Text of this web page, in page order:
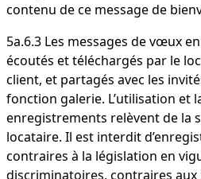
contenu de ce message de
5a.6.3 Les messages de vœux
écoutés et téléchargés par le
client, et partagés avec les
fonction galerie. L’utilisation et
enregistrements relèvent de la
locataire. Il est interdit
contraires à la législation en
discriminatoires, contraires